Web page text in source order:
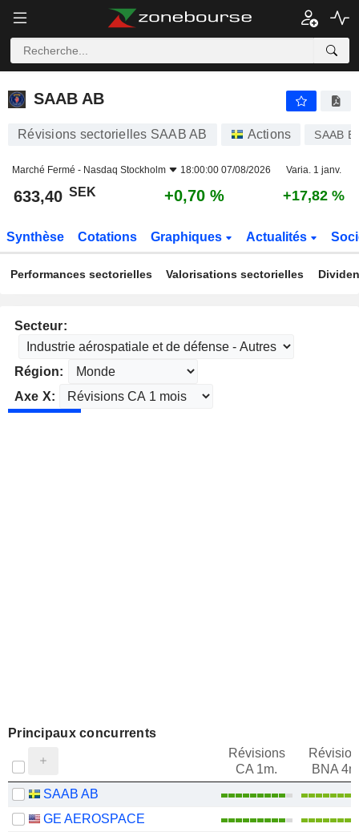
SAAB AB
SAAB AB
Révisions sectorielles SAAB AB Actions SAAB B
Marché Fermé - Nasdaq Stockholm 18:00:00 07/08/2026 Varia. 1 janv.
633,40 SEK +0,70 % +17,82 %
Synthèse Cotations Graphiques Actualités
Performances sectorielles Valorisations sectorielles
Secteur:
Région:
Axe X:
Principaux concurrents
Révisions
CA 1m.
BNA
SAAB AB
GE AEROSPACE